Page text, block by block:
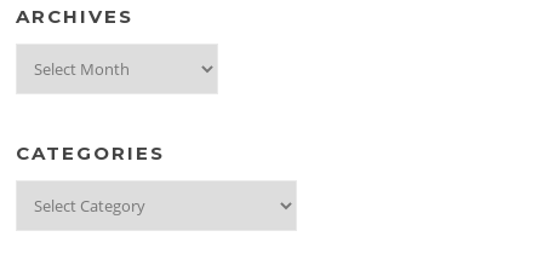
ARCHIVES
CATEGORIES